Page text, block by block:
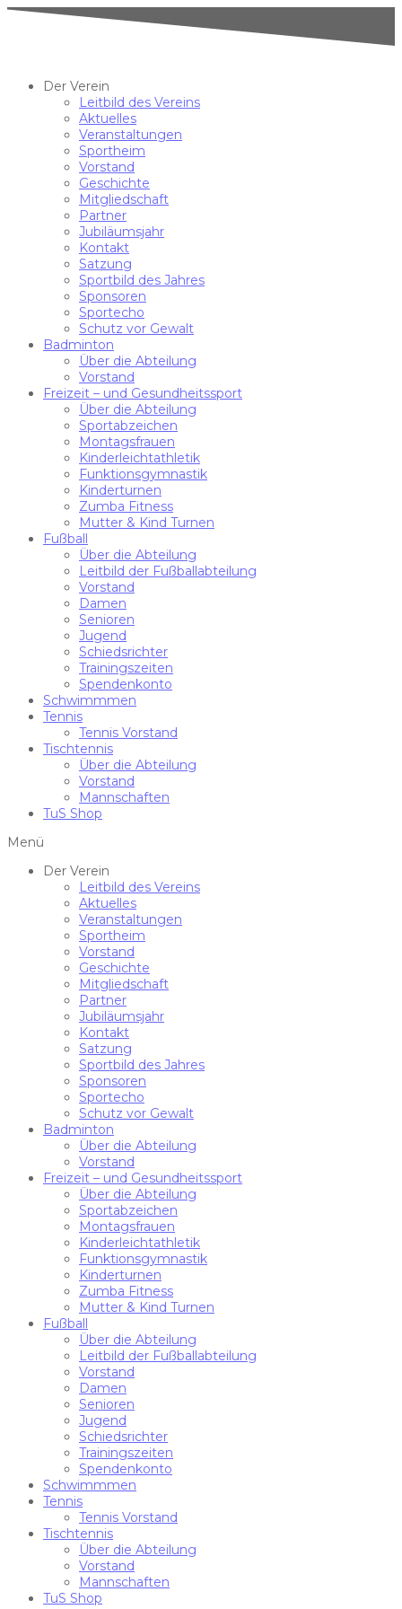
Der Verein
Leitbild des Vereins
Aktuelles
Veranstaltungen
Sportheim
Vorstand
Geschichte
Mitgliedschaft
Partner
Jubiläumsjahr
Kontakt
Satzung
Sportbild des Jahres
Sponsoren
Sportecho
Schutz vor Gewalt
Badminton
Über die Abteilung
Vorstand
Freizeit – und Gesundheitssport
Über die Abteilung
Sportabzeichen
Montagsfrauen
Kinderleichtathletik
Funktionsgymnastik
Kinderturnen
Zumba Fitness
Mutter & Kind Turnen
Fußball
Über die Abteilung
Leitbild der Fußballabteilung
Vorstand
Damen
Senioren
Jugend
Schiedsrichter
Trainingszeiten
Spendenkonto
Schwimmmen
Tennis
Tennis Vorstand
Tischtennis
Über die Abteilung
Vorstand
Mannschaften
TuS Shop
Menü
Der Verein
Leitbild des Vereins
Aktuelles
Veranstaltungen
Sportheim
Vorstand
Geschichte
Mitgliedschaft
Partner
Jubiläumsjahr
Kontakt
Satzung
Sportbild des Jahres
Sponsoren
Sportecho
Schutz vor Gewalt
Badminton
Über die Abteilung
Vorstand
Freizeit – und Gesundheitssport
Über die Abteilung
Sportabzeichen
Montagsfrauen
Kinderleichtathletik
Funktionsgymnastik
Kinderturnen
Zumba Fitness
Mutter & Kind Turnen
Fußball
Über die Abteilung
Leitbild der Fußballabteilung
Vorstand
Damen
Senioren
Jugend
Schiedsrichter
Trainingszeiten
Spendenkonto
Schwimmmen
Tennis
Tennis Vorstand
Tischtennis
Über die Abteilung
Vorstand
Mannschaften
TuS Shop